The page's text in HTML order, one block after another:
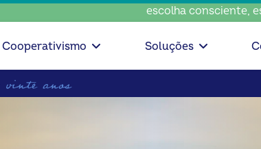
escolha consciente,
Cooperativismo Soluções